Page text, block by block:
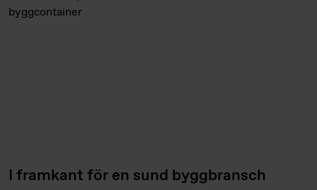
I framkant för en sund byggbransch